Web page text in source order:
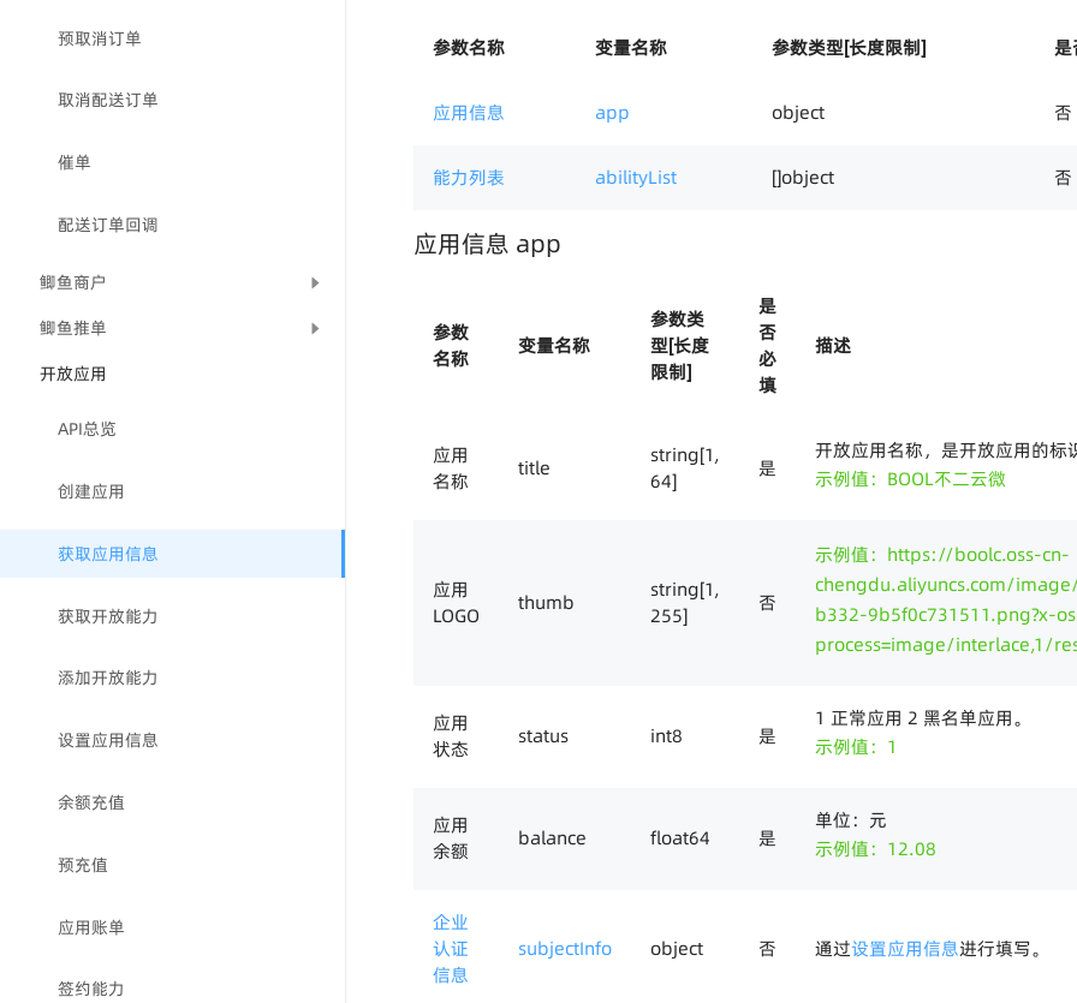
预取消订单
取消配送订单
催单
配送订单回调
鲫鱼商户
鲫鱼推单
开放应用
API总览
创建应用
获取应用信息
获取开放能力
添加开放能力
设置应用信息
余额充值
预充值
应用账单
签约能力
参数名称 变量名称 参数类型[长度限制]
应用信息 app object 否
能力列表 abilityList []object 否
应用信息 app
参数
名称
变量名称
参数类
型[长度
限制]
是
否
必
填
描述
应用
名称
title
string[1,
64]
是
开放应用名称，是开放应用的标
示例值：BOOL不二云微
应用
LOGO
thumb
string[1,
255]
否
示例值：https://boolc.oss-cn-
chengdu.aliyuncs.com/
b332-9b5f0c731511.png?x-
process=image/interlace,1/
应用
状态
status int8 是
1 正常应用 2 黑名单应用。
示例值：1
应用
余额
balance float64 是
单位：元
示例值：12.08
企业
认证
信息
subjectInfo object 否 通过设置应用信息进行填写。